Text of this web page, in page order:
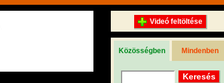
Videó feltöltése
Közösségben Mindenben